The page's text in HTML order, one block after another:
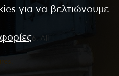
Kanali 6. All
για να βελτιώνουμε